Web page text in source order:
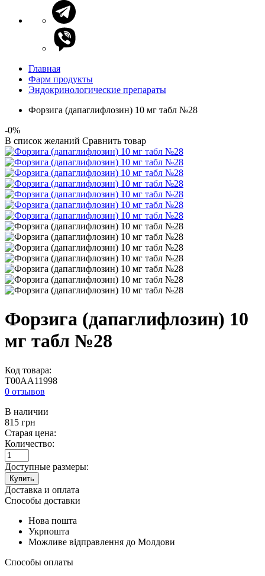
Главная
Фарм продукты
Эндокринологические препараты
Форзига (дапаглифлозин) 10 мг табл №28
-0%
В список желаний Сравнить товар
Форзига (дапаглифлозин) 10
мг табл №28
Код товара:
T00AA11998
0 отзывов
В наличии
815 грн
Старая цена:
Количество:
Доступные размеры:
Купить
Доставка и оплата
Способы доставки
Нова пошта
Укрпошта
Можливе відправлення до Молдови
Способы оплаты